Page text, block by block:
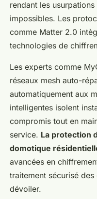
rendant les
impossibles. Les
comme Matter 2.0
technologies de
Les experts comme
réseaux mesh auto-
automatiquement aux
intelligentes isolent
compromis tout en
service. La protection
domotique
avancées en
traitement sécurisé
dévoiler.